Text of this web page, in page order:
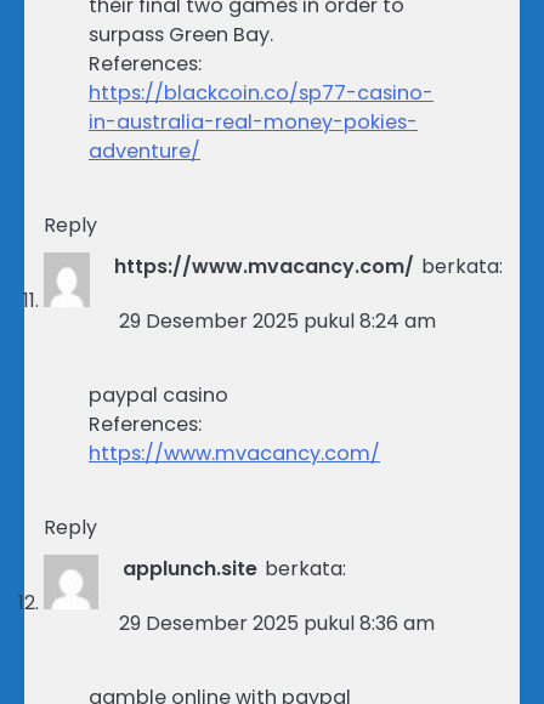
their final two games in order to
surpass Green Bay.
References:
https://blackcoin.co/sp77-casino-
in-australia-real-money-pokies-
adventure/
Reply
https://www.mvacancy.com/ berkata:
29 Desember 2025 pukul 8:24 am
paypal casino
References:
https://www.mvacancy.com/
Reply
applunch.site berkata:
29 Desember 2025 pukul 8:36 am
gamble online with paypal